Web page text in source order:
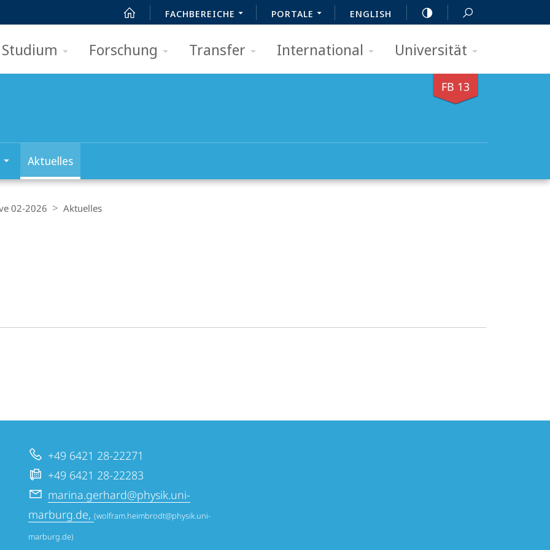
FACHBEREICHE PORTALE ENGLISH
Studium Forschung Transfer International Universität
FB 13
Aktuelles
02-2026 Aktuelles
+49 6421 28-22271
+49 6421 28-22283
marina.gerhard@physik.uni-
marburg.de,(wolfram.heimbrodt@physik.uni-
marburg.de)